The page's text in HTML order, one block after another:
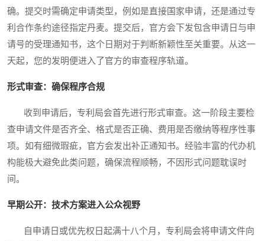
确。提交时需确定申请类型，例如是直接国家申请，还是通过专
利合作条约途径指定丹麦。提交后，官方会下发包含申请日与申
请号的受理通知书，这个日期对于判断新颖性至关重要。从这一
天起，您的发明便进入了官方的审查程序轨道。
形式审查：确保程序合规
收到申请后，专利局会首先进行形式审查。这一阶段主要检
查申请文件是否齐全、格式是否正确、费用是否缴纳等程序性事
项。如有细微瑕疵，官方会发出补正通知书。经验丰富的代办机
构能极大避免此类问题，确保流程顺畅，不因形式问题耽误时
间。
早期公开：技术方案进入公众视野
自申请日或优先权日起满十八个月，专利局会将申请文件向